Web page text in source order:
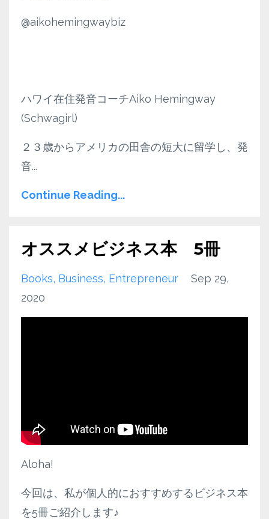
@aikohemingwaybiz
ハワイ在住発音コーチAiko Hemingway
(Schwagirl)
２３歳からアメリカの田舎の短大に留学し、発
音...
Continue Reading...
オススメビジネス本 5冊
Books Business Entrepreneur
Sep 29,
2020
Aloha!
今回は、私が個人的におすすめするビジネス本
を5冊ご紹介します♪